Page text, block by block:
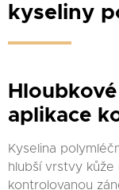
kyseliny
aplikace
Kyselina
hlubší vrstvy
kontrolovanou